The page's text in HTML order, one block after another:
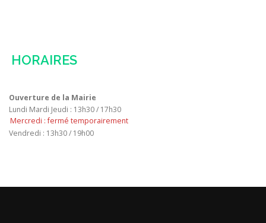
HORAIRES
Ouverture de la Mairie
Lundi Mardi Jeudi : 13h30 / 17h30
Mercredi : fermé temporairement
Vendredi : 13h30 / 19h00